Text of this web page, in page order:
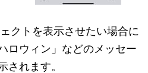
クトを表示させたい場合に
ロウィン」などのメッセー
されます。